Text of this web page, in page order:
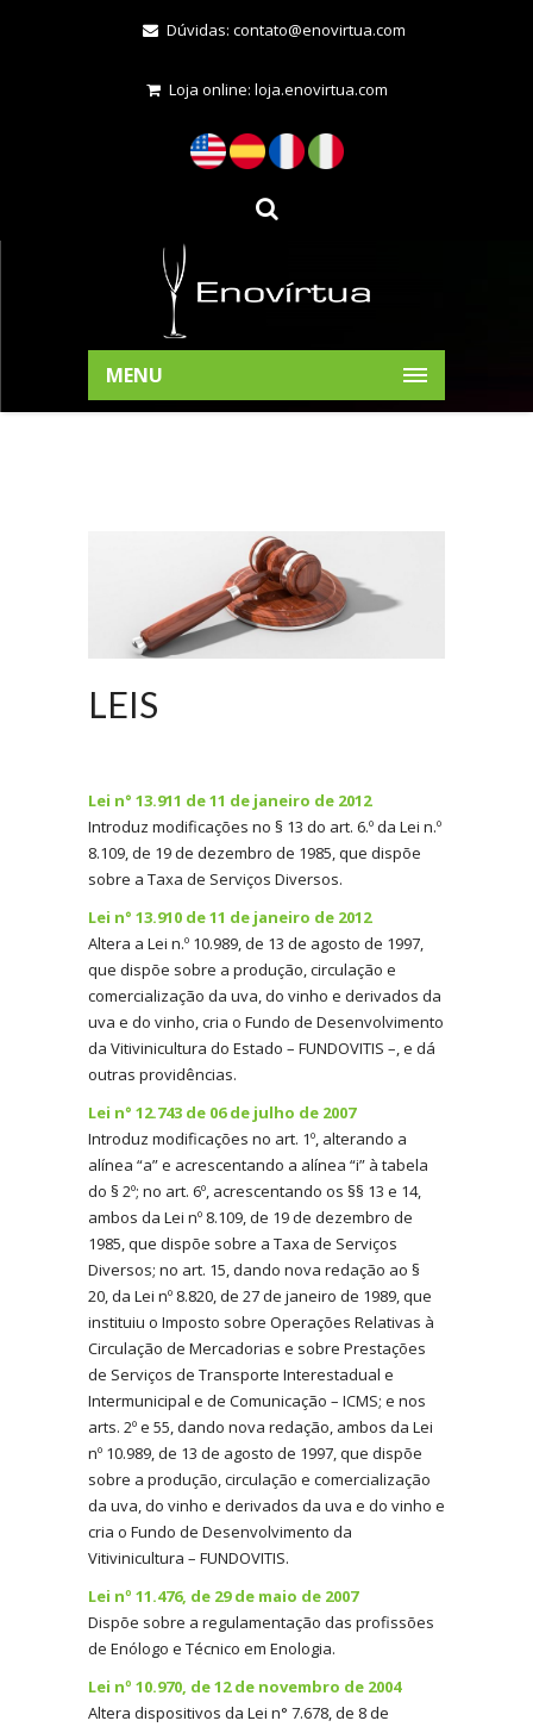
Dúvidas: contato@enovirtua.com
Loja online: loja.enovirtua.com
MENU
LEIS
Lei n° 13.911 de 11 de janeiro de 2012
Introduz modificações no § 13 do art. 6.º da Lei n.º
8.109, de 19 de dezembro de 1985, que dispõe
sobre a Taxa de Serviços Diversos.
Lei n° 13.910 de 11 de janeiro de 2012
Altera a Lei n.º 10.989, de 13 de agosto de 1997,
que dispõe sobre a produção, circulação e
comercialização da uva, do vinho e derivados da
uva e do vinho, cria o Fundo de Desenvolvimento
da Vitivinicultura do Estado – FUNDOVITIS –, e dá
outras providências.
Lei n° 12.743 de 06 de julho de 2007
Introduz modificações no art. 1º, alterando a
alínea “a” e acrescentando a alínea “i” à tabela
do § 2º; no art. 6º, acrescentando os §§ 13 e 14,
ambos da Lei nº 8.109, de 19 de dezembro de
1985, que dispõe sobre a Taxa de Serviços
Diversos; no art. 15, dando nova redação ao §
20, da Lei nº 8.820, de 27 de janeiro de 1989, que
instituiu o Imposto sobre Operações Relativas à
Circulação de Mercadorias e sobre Prestações
de Serviços de Transporte Interestadual e
Intermunicipal e de Comunicação – ICMS; e nos
arts. 2º e 55, dando nova redação, ambos da Lei
nº 10.989, de 13 de agosto de 1997, que dispõe
sobre a produção, circulação e comercialização
da uva, do vinho e derivados da uva e do vinho e
cria o Fundo de Desenvolvimento da
Vitivinicultura – FUNDOVITIS.
Lei nº 11.476, de 29 de maio de 2007
Dispõe sobre a regulamentação das profissões
de Enólogo e Técnico em Enologia.
Lei nº 10.970, de 12 de novembro de 2004
Altera dispositivos da Lei n° 7.678, de 8 de